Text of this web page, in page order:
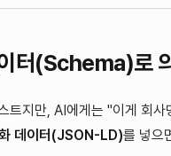
터(Schema)로
트지만, AI에게는 "이게 회
데이터(JSON-LD)를 넣으